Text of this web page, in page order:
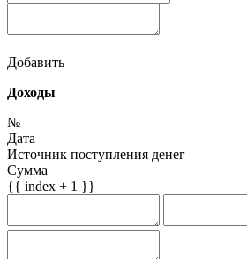
Добавить
Доходы
№
Дата
Источник поступления денег
Сумма
{{ index + 1 }}